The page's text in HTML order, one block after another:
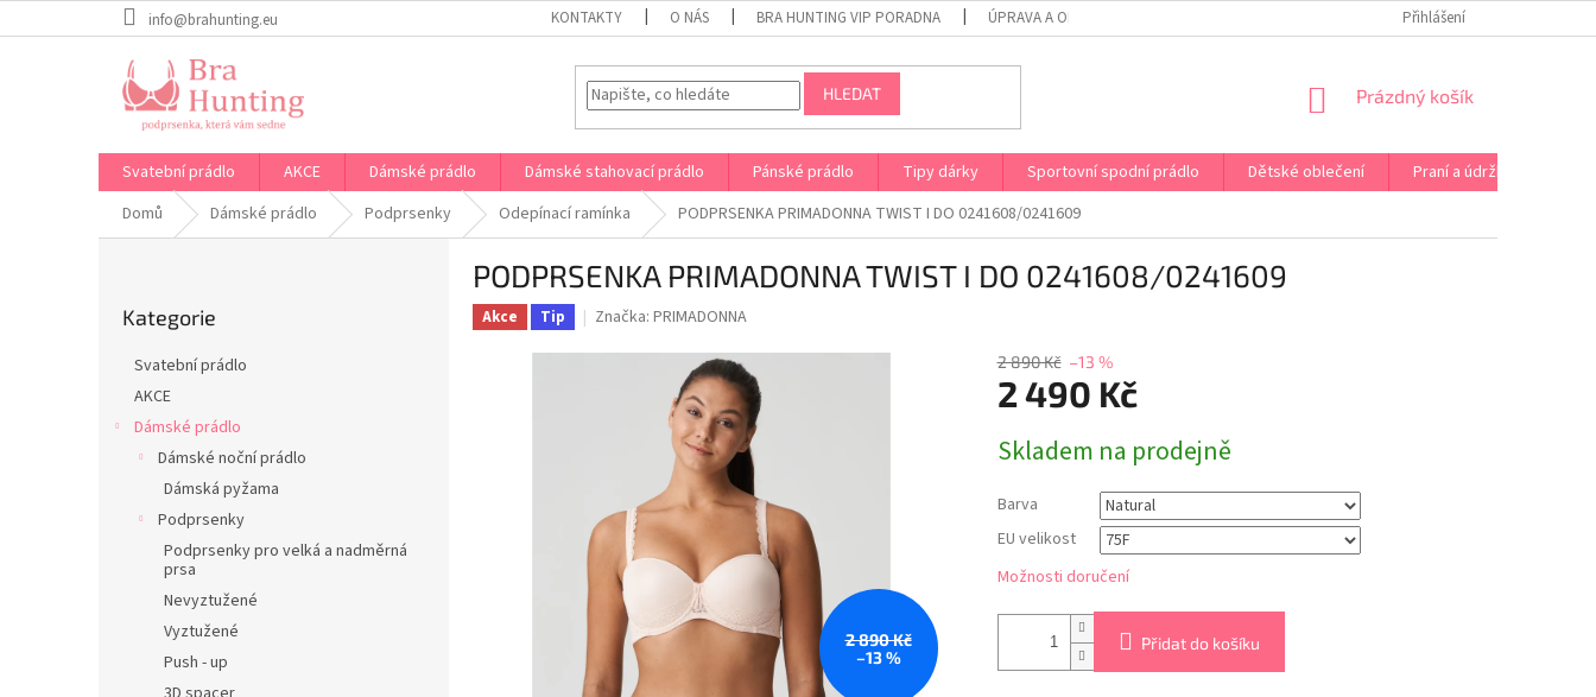
na
info@brahunting.eu KONTAKTY O NÁS BRA HUNTING VIP PORADNA ÚPRAVA A OPRAVA PRÁDLA NA MÍRU DOPRAVA A PLATBA ČR A EU
Přihlášení
HLEDAT
NÁKUPNÍ
Prázdný košík
Svatební prádlo AKCE Dámské prádlo Dámské stahovací prádlo Pánské prádlo Tipy dárky Sportovní spodní prádlo Dětské oblečení Praní a údržba
Domů
Dámské prádlo Podprsenky Odepínací ramínka PODPRSENKA PRIMADONNA TWIST I DO 0241608/0241609
kategorie
Kategorie
Svatební prádlo
AKCE
Dámské prádlo
Dámské noční prádlo
Dámská pyžama
Podprsenky
Podprsenky pro velká a nadměrná
prsa
Nevyztužené
Vyztužené
Push - up
PODPRSENKA PRIMADONNA TWIST I DO 0241608/0241609
Akce Tip Značka: PRIMADONNA
2 890 Kč
–13 %
2 890 Kč –13 %
2 490 Kč
cena:
Skladem na prodejně
Barva
EU velikost
Možnosti doručení
Přidat do košíku